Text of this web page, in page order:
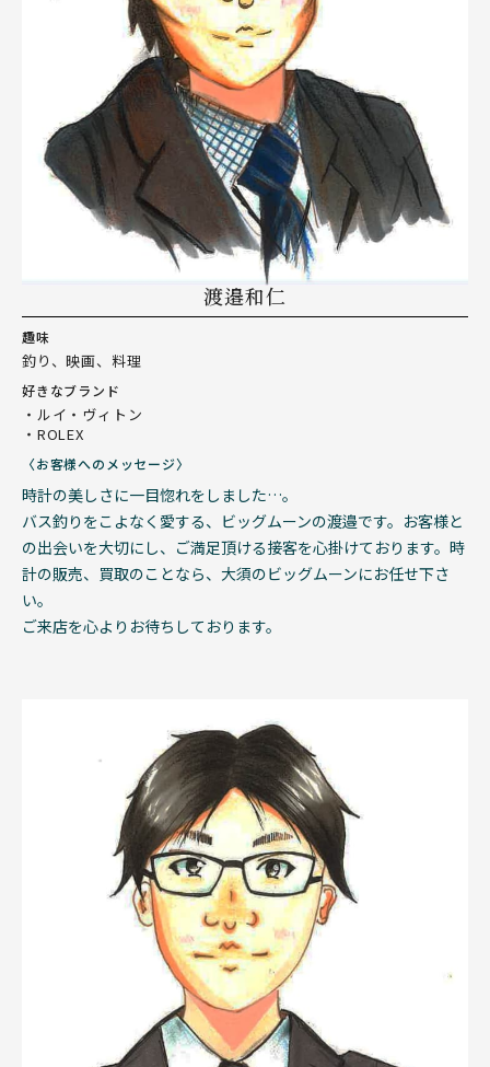
渡邉和仁
趣味
釣り、映画、料理
好きなブランド
・ルイ・ヴィトン
・ROLEX
〈お客様へのメッセージ〉
時計の美しさに一目惚れをしました…。
バス釣りをこよなく愛する、ビッグムーンの渡邉です。お客様と
の出会いを大切にし、ご満足頂ける接客を心掛けております。時
計の販売、買取のことなら、大須のビッグムーンにお任せ下さ
い。
ご来店を心よりお待ちしております。